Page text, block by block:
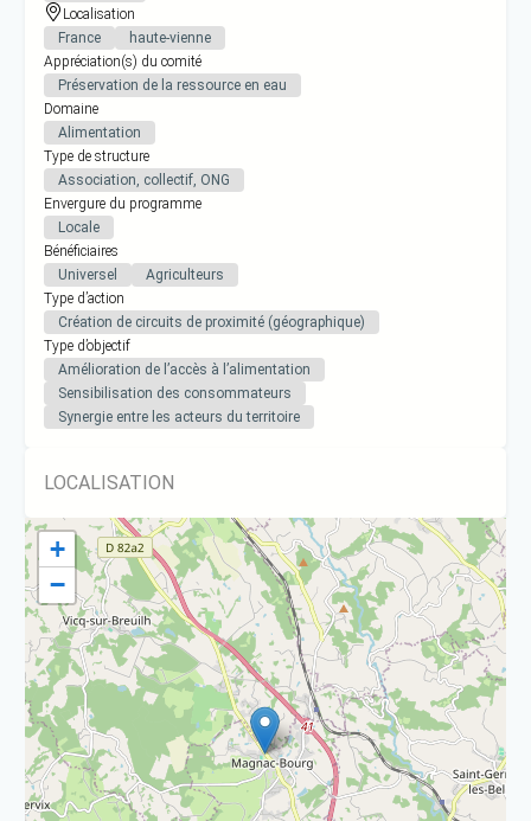
Localisation
France
haute-vienne
Appréciation(s) du comité
Préservation de la ressource en eau
Domaine
Alimentation
Type de structure
Association, collectif, ONG
Envergure du programme
Locale
Bénéficiaires
Universel
Agriculteurs
Type d’action
Création de circuits de proximité (géographique)
Type d’objectif
Amélioration de l’accès à l’alimentation
Sensibilisation des consommateurs
Synergie entre les acteurs du territoire
LOCALISATION
+
−